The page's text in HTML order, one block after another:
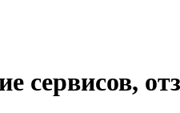
сервисов,